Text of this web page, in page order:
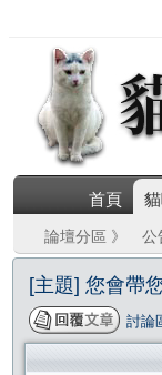
首頁
論壇分區 》 公
[主題] 您會帶
討論